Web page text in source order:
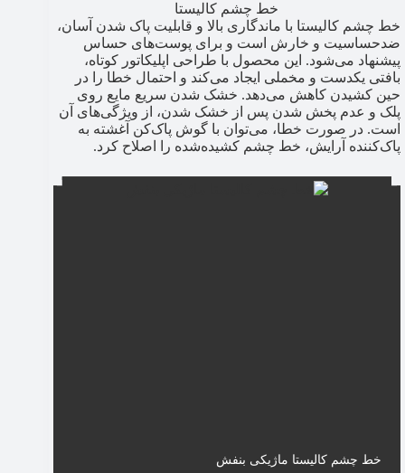
خط چشم کالیستا
خط چشم کالیستا با ماندگاری بالا و قابلیت پاک شدن آسان،
ضدحساسیت و خارش است و برای پوست‌های حساس
پیشنهاد می‌شود. این محصول با طراحی اپلیکاتور کوتاه،
بافتی یکدست و مخملی ایجاد می‌کند و احتمال خطا را در
حین کشیدن کاهش می‌دهد. خشک شدن سریع مایع روی
پلک و عدم پخش شدن پس از خشک شدن، از ویژگی‌های آن
است. در صورت خطا، می‌توان با گوش پاک‌کن آغشته به
پاک‌کننده آرایش، خط چشم کشیده‌شده را اصلاح کرد.
خط چشم کالیستا ماژیکی بنفش